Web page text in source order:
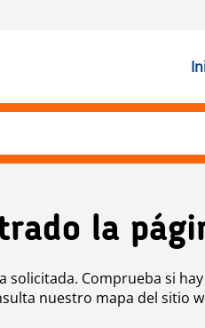
la
solicitada. Comprueba si hay
nuestro mapa del sitio